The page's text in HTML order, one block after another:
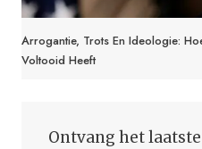
Arrogantie, Trots En Ideologie:
Voltooid Heeft
Ontvang het